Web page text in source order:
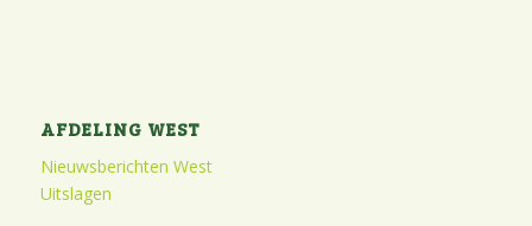
AFDELING WEST
Nieuwsberichten West
Uitslagen